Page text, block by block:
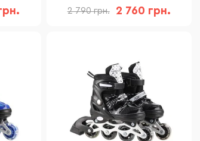
2 790 грн. 2 760 грн.